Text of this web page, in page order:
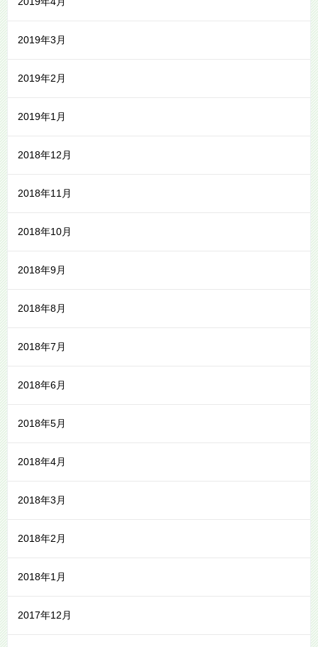
2019年3月
2019年2月
2019年1月
2018年12月
2018年11月
2018年10月
2018年9月
2018年8月
2018年7月
2018年6月
2018年5月
2018年4月
2018年3月
2018年2月
2018年1月
2017年12月